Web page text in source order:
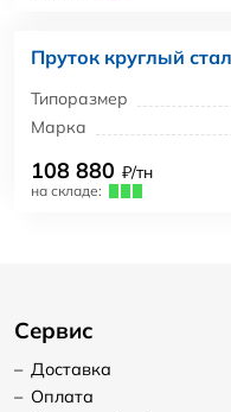
Пруток круглый
Типоразмер
Марка
108 880 ₽/тн
на складе:
Сервис
– Доставка
– Оплата